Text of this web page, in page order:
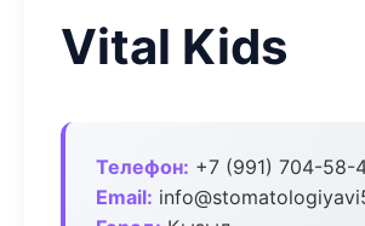
Vital Kids
Телефон: +7 (991) 704-58-
Email: